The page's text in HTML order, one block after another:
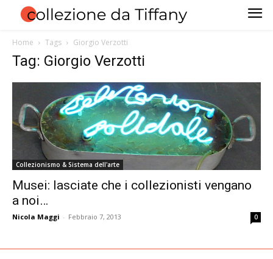
Home Tags Giorgio Verzotti
Tag: Giorgio Verzotti
Collezionismo & Sistema dell'arte
Musei: lasciate che i collezionisti vengano
a noi…
Nicola Maggi - Febbraio 7, 2013 0